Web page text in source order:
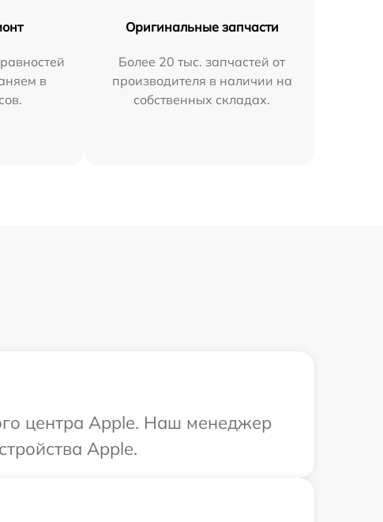
в
Оригинальные запчасти
Более 20 тыс. запчастей от
производителя в наличии на
собственных складах.
центра Apple. Наш менеджер
Apple.